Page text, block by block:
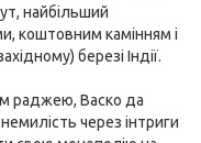
найбільший
коштовним камінням і
березі Індії.
раджею, Васко да
через інтриги